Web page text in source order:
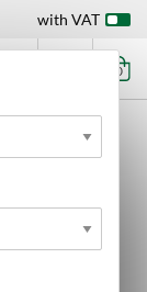
with VAT
0